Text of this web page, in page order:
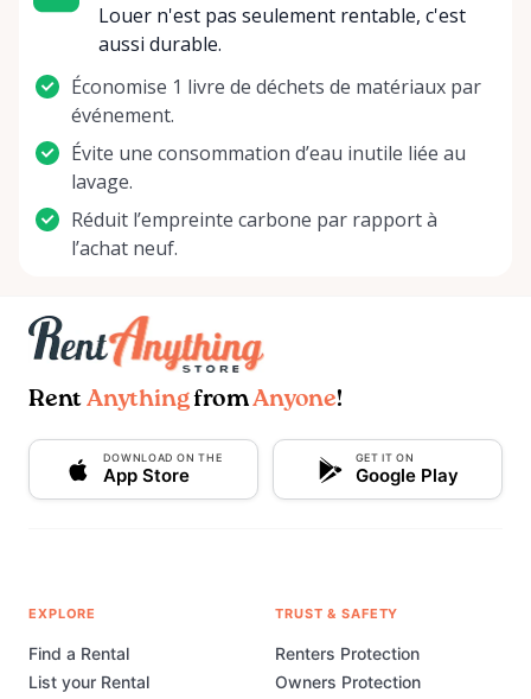
Louer n'est pas seulement rentable, c'est
aussi durable.
Économise 1 livre de déchets de matériaux par
événement.
Évite une consommation d’eau inutile liée au
lavage.
Réduit l’empreinte carbone par rapport à
l’achat neuf.
Rent AnythingfromAnyone!
DOWNLOAD ON THE
App Store
GET IT ON
Google Play
EXPLORE
Find a Rental
List your Rental
TRUST & SAFETY
Renters Protection
Owners Protection